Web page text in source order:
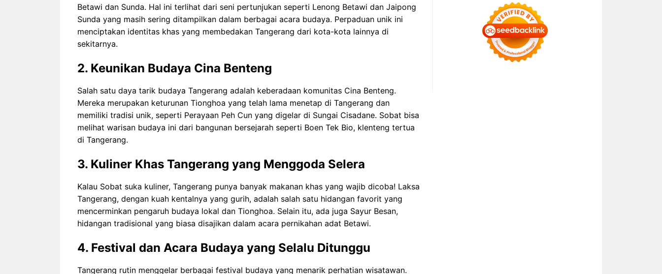
Betawi dan Sunda. Hal ini terlihat dari seni pertunjukan seperti Lenong Betawi dan Jaipong
Sunda yang masih sering ditampilkan dalam berbagai acara budaya. Perpaduan unik ini
menciptakan identitas khas yang membedakan Tangerang dari kota-kota lainnya di
sekitarnya.
2. Keunikan Budaya Cina Benteng
Salah satu daya tarik budaya Tangerang adalah keberadaan komunitas Cina Benteng.
Mereka merupakan keturunan Tionghoa yang telah lama menetap di Tangerang dan
memiliki tradisi unik, seperti Perayaan Peh Cun yang digelar di Sungai Cisadane. Sobat bisa
melihat warisan budaya ini dari bangunan bersejarah seperti Boen Tek Bio, klenteng tertua
di Tangerang.
3. Kuliner Khas Tangerang yang Menggoda Selera
Kalau Sobat suka kuliner, Tangerang punya banyak makanan khas yang wajib dicoba! Laksa
Tangerang, dengan kuah kentalnya yang gurih, adalah salah satu hidangan favorit yang
mencerminkan pengaruh budaya lokal dan Tionghoa. Selain itu, ada juga Sayur Besan,
hidangan tradisional yang biasa disajikan dalam acara pernikahan adat Betawi.
4. Festival dan Acara Budaya yang Selalu Ditunggu
Tangerang rutin menggelar berbagai festival budaya yang menarik perhatian wisatawan.